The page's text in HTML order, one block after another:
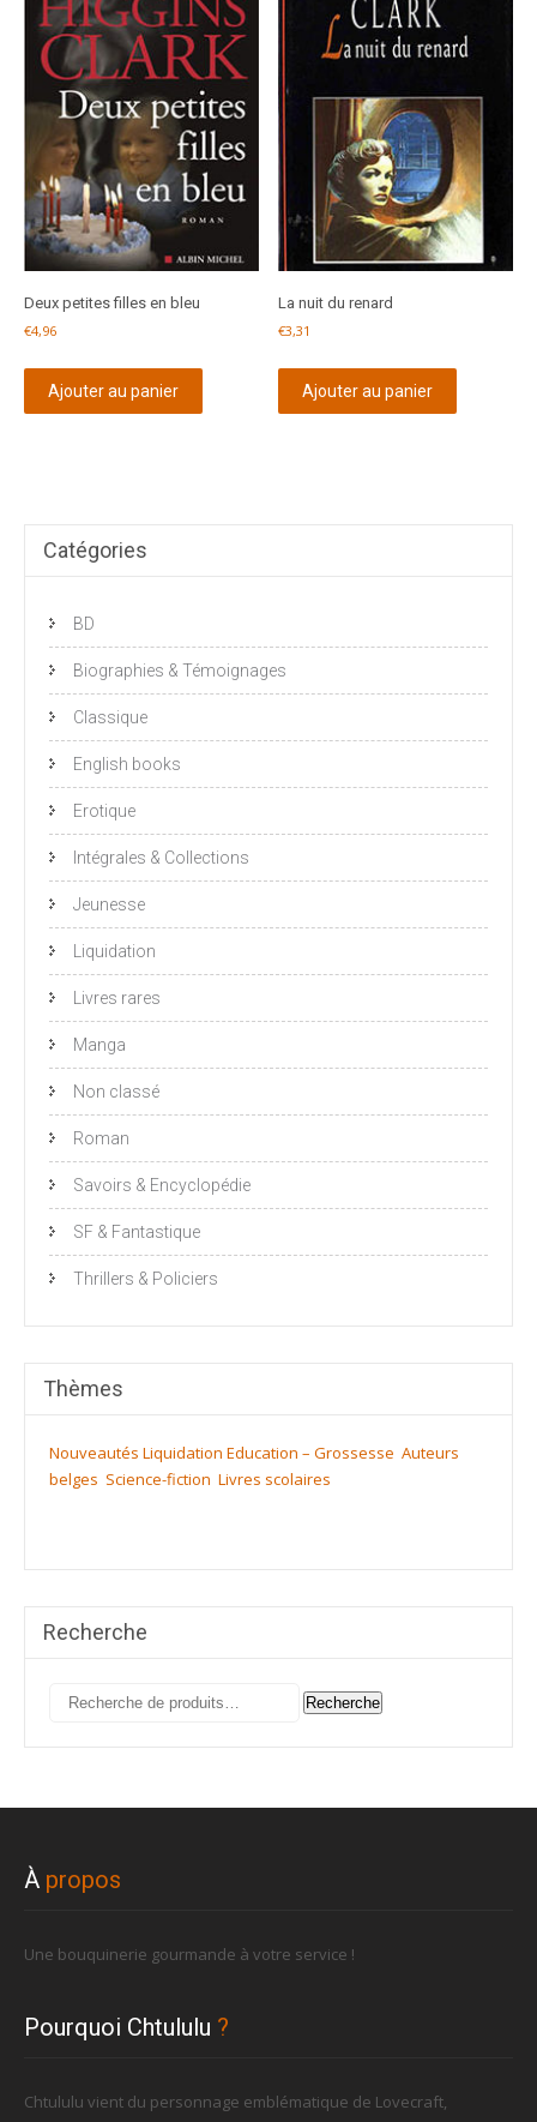
Deux petites filles en bleu
€4,96
Ajouter au panier
La nuit du renard
€3,31
Ajouter au panier
Catégories
BD
Biographies & Témoignages
Classique
English books
Erotique
Intégrales & Collections
Jeunesse
Liquidation
Livres rares
Manga
Non classé
Roman
Savoirs & Encyclopédie
SF & Fantastique
Thrillers & Policiers
Thèmes
Nouveautés Liquidation Education – Grossesse Auteurs
belges Science-fiction Livres scolaires
Recherche
Recherche
Recherche
À propos
Une bouquinerie gourmande à votre service !
Pourquoi Chtululu ?
Chtululu vient du personnage emblématique de Lovecraft,